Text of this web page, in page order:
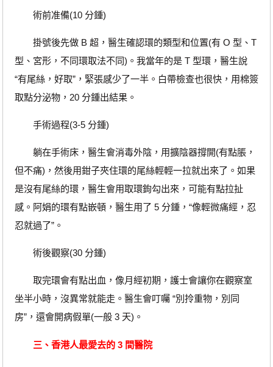
術前准備(10 分鍾)
掛號後先做 B 超，醫生確認環的類型和位置(有 O 型、T
型、宮形，不同環取法不同)。我當年的是 T 型環，醫生說
“有尾絲，好取”，緊張感少了一半。白帶檢查也很快，用棉簽
取點分泌物，20 分鍾出結果。
手術過程(3-5 分鍾)
躺在手術床，醫生會消毒外陰，用擴陰器撐開(有點脹，
但不痛)，然後用鉗子夾住環的尾絲輕輕一拉就出來了。如果
是沒有尾絲的環，醫生會用取環鉤勾出來，可能有點拉扯
感。阿娟的環有點嵌頓，醫生用了 5 分鍾，“像輕微痛經，忍
忍就過了”。
術後觀察(30 分鍾)
取完環會有點出血，像月經初期，護士會讓你在觀察室
坐半小時，沒異常就能走。醫生會叮囑 “別拎重物，別同
房”，還會開病假單(一般 3 天)。
三、香港人最愛去的 3 間醫院